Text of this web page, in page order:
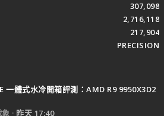
307,098
2,716,118
217,904
PRECISION
一體式水冷開箱評測：AMD R9 9950X3D2
昨天 17:40